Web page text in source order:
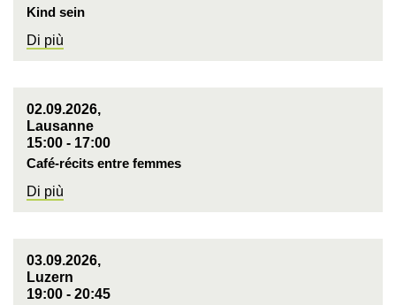
Kind sein
Di più
02.09.2026,
Lausanne
15:00 - 17:00
Café-récits entre femmes
Di più
03.09.2026,
Luzern
19:00 - 20:45